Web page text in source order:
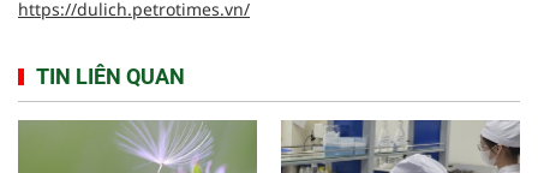
https://dulich.petrotimes.vn/
TIN LIÊN QUAN